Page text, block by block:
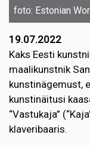
foto: Estonian
19.07.2022
Kaks Eesti
maalikunstnik
kunstinägemust,
kunstinäitusi
“Vastukaja”
klaveribaaris.